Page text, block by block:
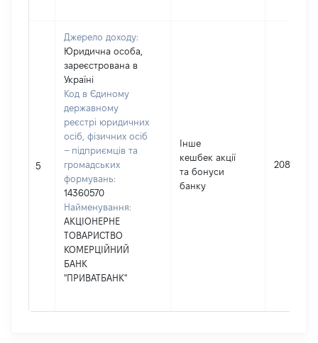
5
Джерело доходу:
Юридична особа,
зареєстрована в
Україні
Код в Єдиному
державному
реєстрі юридичних
осіб, фізичних осіб
– підприємців та
громадських
формувань:
14360570
Найменування:
АКЦІОНЕРНЕ
ТОВАРИСТВО
КОМЕРЦІЙНИЙ
БАНК
"ПРИВАТБАНК"
Інше
кешбек акції
та бонуси
банку
208